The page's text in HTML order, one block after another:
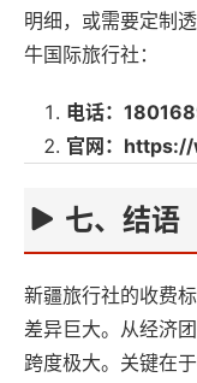
明细，或需要定制
牛国际旅行社：
电话：
官网： https://
七、结语
新疆旅行社的收费
差异巨大。从经济
跨度极大。关键在